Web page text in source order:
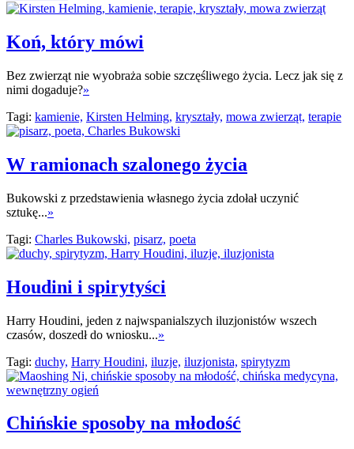
Koń, który mówi
Bez zwierząt nie wyobraża sobie szczęśliwego życia. Lecz jak się z
nimi dogaduje?»
Tagi: kamienie, Kirsten Helming, kryształy, mowa zwierząt, terapie
W ramionach szalonego życia
Bukowski z przedstawienia własnego życia zdołał uczynić
sztukę...»
Tagi: Charles Bukowski, pisarz, poeta
Houdini i spirytyści
Harry Houdini, jeden z najwspanialszych iluzjonistów wszech
czasów, doszedł do wniosku...»
Tagi: duchy, Harry Houdini, iluzje, iluzjonista, spirytyzm
Chińskie sposoby na młodość